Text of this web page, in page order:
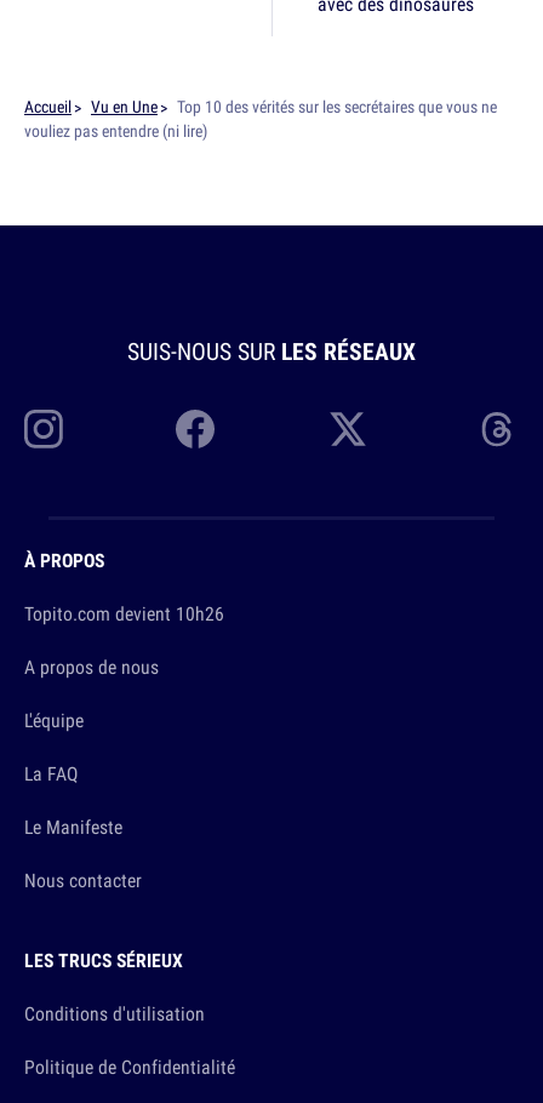
Accueil Vu en Une
Top 10 des vérités sur les secrétaires que vous ne
vouliez pas entendre (ni lire)
SUIS-NOUS SUR LES RÉSEAUX
À PROPOS
Topito.com devient 10h26
A propos de nous
L'équipe
La FAQ
Le Manifeste
Nous contacter
LES TRUCS SÉRIEUX
Conditions d'utilisation
Politique de Confidentialité